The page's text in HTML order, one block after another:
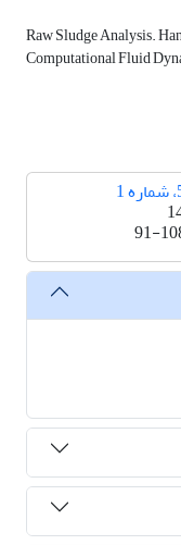
Raw Sludge Analysis.
Computational Fluid
91-